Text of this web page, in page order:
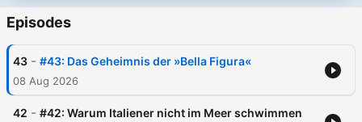
Episodes
43 - #43: Das Geheimnis der »Bella Figura«
08 Aug 2026
42 - #42: Warum Italiener nicht im Meer schwimmen